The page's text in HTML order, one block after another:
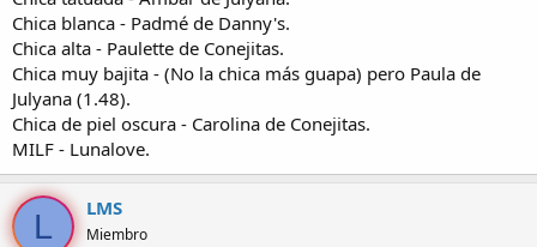
Chica blanca - Padmé de Danny's.
Chica alta - Paulette de Conejitas.
Chica muy bajita - (No la chica más guapa) pero Paula de
Julyana (1.48).
Chica de piel oscura - Carolina de Conejitas.
MILF - Lunalove.
L LMS
Miembro